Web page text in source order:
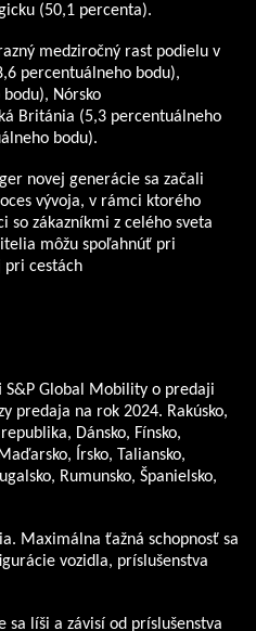
(50,1 percenta).
medziročný rast podielu v
percentuálneho bodu),
Nórsko
Británia (5,3 percentuálneho
bodu).
novej generácie sa začali
vývoja, v rámci ktorého
so zákazníkmi z celého sveta
môžu spoľahnúť pri
pri cestách
S&P Global Mobility o predaji
predaja na rok 2024. Rakúsko,
Dánsko, Fínsko,
Írsko, Taliansko,
Rumunsko, Španielsko,
Maximálna ťažná schopnosť sa
vozidla, príslušenstva
sa líši a závisí od príslušenstva